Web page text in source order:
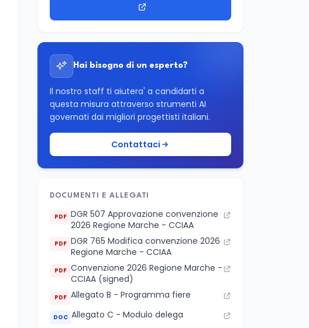
Hai bisogno di un esperto?
Il nostro staff ti aiutera' a candidarti a
questa misura attraverso strumenti AI
governati dai migliori progettisti italiani.
Contattaci
DOCUMENTI E ALLEGATI
PDF DGR 507 Approvazione convenzione
2026 Regione Marche - CCIAA
PDF DGR 765 Modifica convenzione 2026
Regione Marche - CCIAA
PDF Convenzione 2026 Regione Marche -
CCIAA (signed)
PDF Allegato B - Programma fiere
DOC Allegato C - Modulo delega